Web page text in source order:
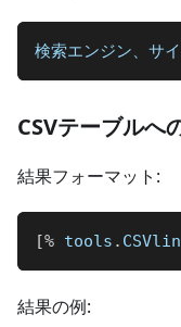
検索エンジン、サ
CSVテーブルへ
結果フォーマット:
[% tools .
結果の例: